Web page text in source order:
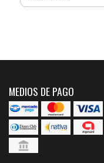
MEDIOS DE PAGO